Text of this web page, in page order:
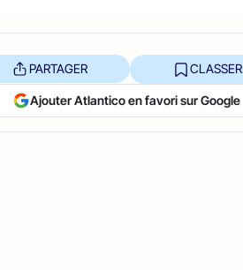
PARTAGER CLASSER
Ajouter Atlantico en favori sur Google